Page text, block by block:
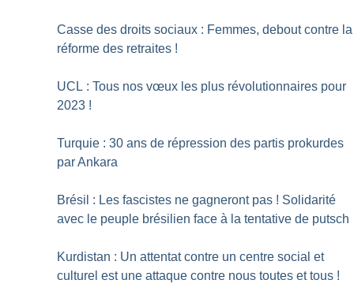
Casse des droits sociaux : Femmes, debout contre la
réforme des retraites !
UCL : Tous nos vœux les plus révolutionnaires pour
2023 !
Turquie : 30 ans de répression des partis prokurdes
par Ankara
Brésil : Les fascistes ne gagneront pas ! Solidarité
avec le peuple brésilien face à la tentative de putsch
Kurdistan : Un attentat contre un centre social et
culturel est une attaque contre nous toutes et tous !